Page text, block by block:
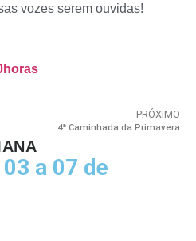
vozes serem ouvidas!
PRÓXIMO
4ª Caminhada da Primavera
a 07 de